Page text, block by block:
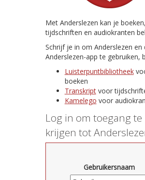
Met Anderslezen kan je boeken,
tijdschriften en audiokranten
Schrijf je in om Anderslezen en
Anderslezen-app te gebruiken,
Luisterpuntbibliotheek
boeken
Transkriptvoor
Kamelego voor
Log in om toegang te
krijgen tot
Gebruikersnaam